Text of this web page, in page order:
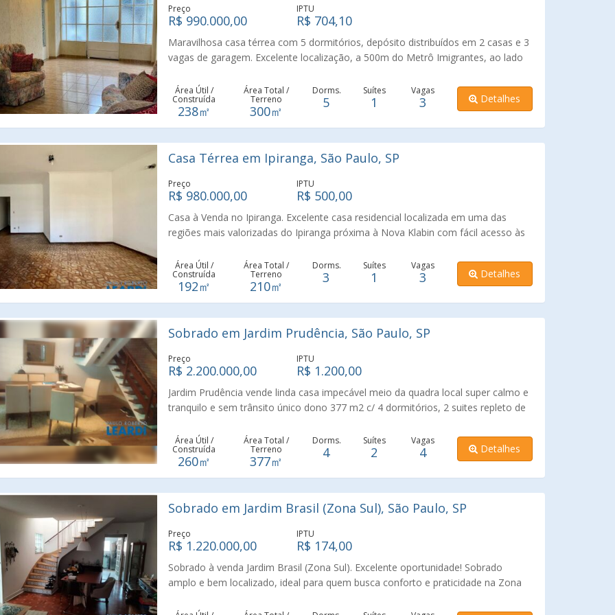
esta excelente oportunidade!
Preço
R$ 990.000,00
IPTU
R$ 704,10
Maravilhosa casa térrea com 5 dormitórios, depósito distribuídos em 2 casas e 3
vagas de garagem. Excelente localização, a 500m do Metrô Imigrantes, ao lado
com charmoso Hall social ou escritório. A casa da frente dispõe de 3 dormitórios,
2 salas, cozinha, lavanderia, despensa. A casa do fundo dispõe de mais 2
dormitórios, sala, cozinha e lavanderia. O imóvel conta com um charmoso
Área Útil /
Construída
238㎡
Área Total /
Terreno
300㎡
Dorms.
5
Suítes
1
Vagas
3 Detalhes
Casa Térrea em Ipiranga, São Paulo, SP
Preço
R$ 980.000,00
IPTU
R$ 500,00
Casa à Venda no Ipiranga. Excelente casa residencial localizada em uma das
regiões mais valorizadas do Ipiranga próxima à Nova Klabin com fácil acesso às
São Paulo. O imóvel está situada em área predominantemente residencial com
ótima infraestrutura e mobilidade. Características do imóvel: 192 m² de área útil,
210 m² de área total, 3 dormitórios 1 suíte, Ampla sala de estar e jantar, Cozinha
proporcionando conforto e praticidade para toda a família. Ideal para quem
busca morar em uma região tranquila, com excelente infraestrutura urbana e fácil
acesso à região da Avenida Nazaré, Ricardo Jafet e estações de metrô da Linha
mais tradicionais e valorizados da Zona Sul de São Paulo.
Área Útil /
Construída
192㎡
Área Total /
Terreno
210㎡
Dorms.
3
Suítes
1
Vagas
3 Detalhes
Sobrado em Jardim Prudência, São Paulo, SP
Preço
R$ 2.200.000,00
IPTU
R$ 1.200,00
Jardim Prudência vende linda casa impecável meio da quadra local super calmo e
tranquilo e sem trânsito único dono 377 m2 c/ 4 dormitórios, 2 suites repleto de
amplo quinta com área de serviço dependência de empregada lindo 2 jardins,
confira esta super oferta com a Leardi Imóveis, empresa tradicional de 106 anos
sempre realizando sonhos e respeitando muito nossos clientes.
Área Útil /
Construída
260㎡
Área Total /
Terreno
377㎡
Dorms.
4
Suítes
2
Vagas
4 Detalhes
Sobrado em Jardim Brasil (Zona Sul), São Paulo, SP
Preço
R$ 1.220.000,00
IPTU
R$ 174,00
Sobrado à venda Jardim Brasil (Zona Sul). Excelente oportunidade! Sobrado
amplo e bem localizado, ideal para quem busca conforto e praticidade na Zona